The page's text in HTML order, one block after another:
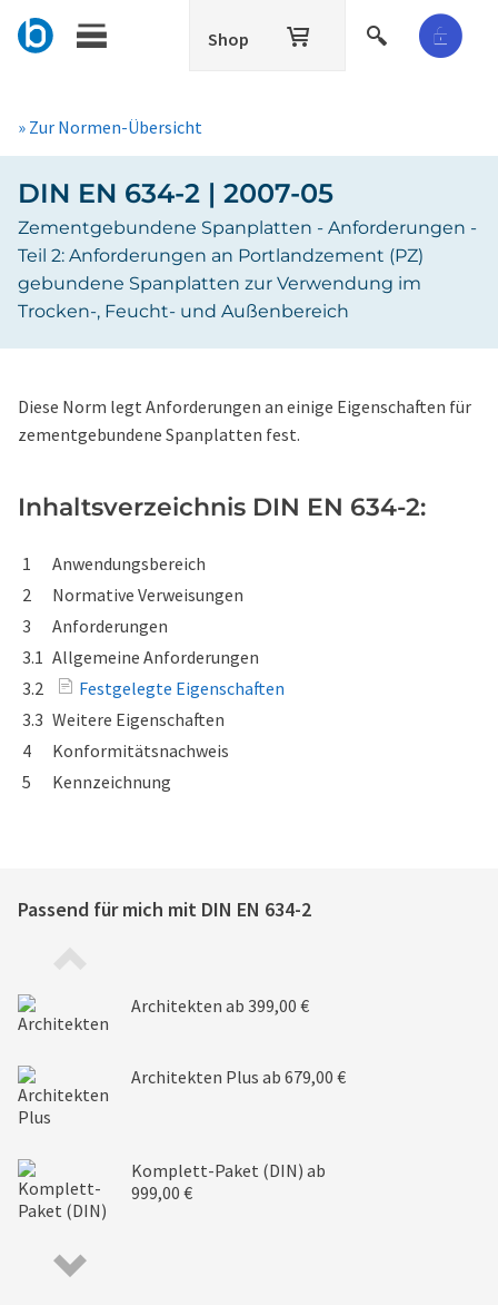
Shop
» Zur Normen-Übersicht
DIN EN 634-2 | 2007-05
Zementgebundene Spanplatten - Anforderungen -
Teil 2: Anforderungen an Portlandzement (PZ)
gebundene Spanplatten zur Verwendung im
Trocken-, Feucht- und Außenbereich
Diese Norm legt Anforderungen an einige Eigenschaften für
zementgebundene Spanplatten fest.
Inhaltsverzeichnis DIN EN 634-2:
1
Anwendungsbereich
2
Normative Verweisungen
3
Anforderungen
3.1 Allgemeine Anforderungen
3.2
Festgelegte Eigenschaften
3.3 Weitere Eigenschaften
4
Konformitätsnachweis
5
Kennzeichnung
Passend für mich mit DIN EN 634-2
Architekten ab 399,00 €
Architekten Plus ab 679,00 €
Komplett-Paket (DIN) ab
999,00 €